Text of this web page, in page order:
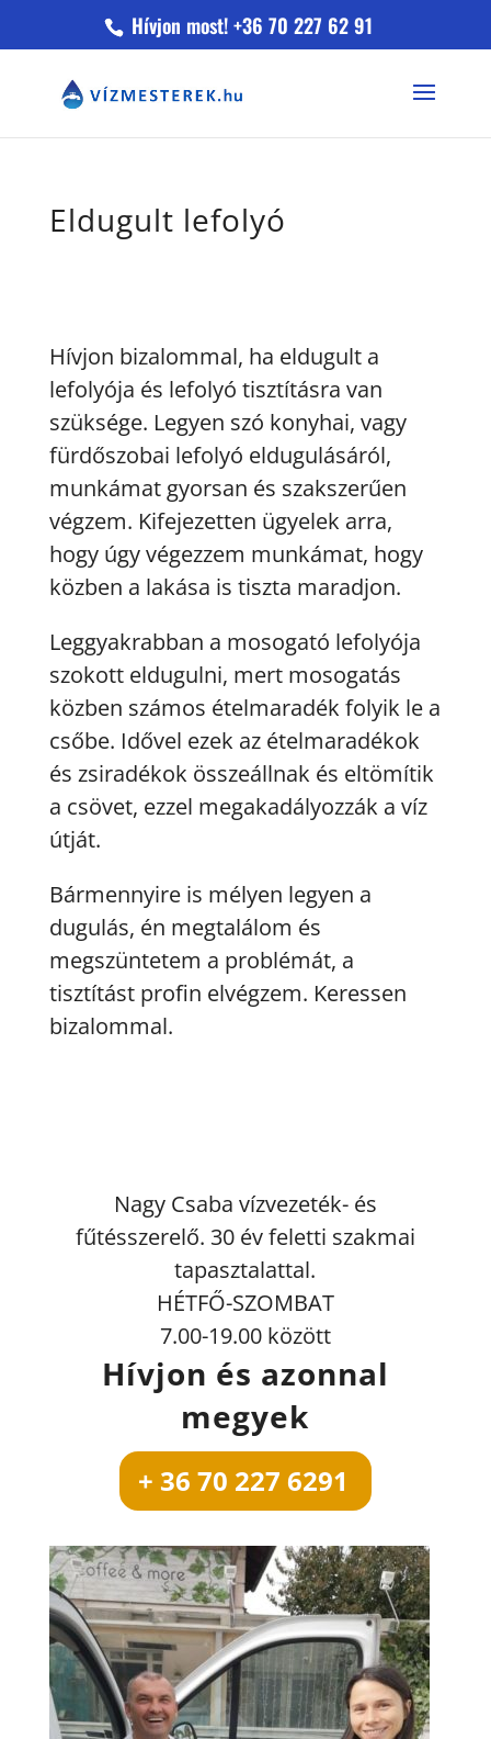
Hívjon most! +36 70 227 62 91
Eldugult lefolyó
Hívjon bizalommal, ha eldugult a
lefolyója és lefolyó tisztításra van
szüksége. Legyen szó konyhai, vagy
fürdőszobai lefolyó eldugulásáról,
munkámat gyorsan és szakszerűen
végzem. Kifejezetten ügyelek arra,
hogy úgy végezzem munkámat, hogy
közben a lakása is tiszta maradjon.
Leggyakrabban a mosogató lefolyója
szokott eldugulni, mert mosogatás
közben számos ételmaradék folyik le a
csőbe. Idővel ezek az ételmaradékok
és zsiradékok összeállnak és eltömítik
a csövet, ezzel megakadályozzák a víz
útját.
Bármennyire is mélyen legyen a
dugulás, én megtalálom és
megszüntetem a problémát, a
tisztítást profin elvégzem. Keressen
bizalommal.
Nagy Csaba vízvezeték- és
fűtésszerelő. 30 év feletti szakmai
tapasztalattal.
HÉTFŐ-SZOMBAT
7.00-19.00 között
Hívjon és azonnal
megyek
+ 36 70 227 6291